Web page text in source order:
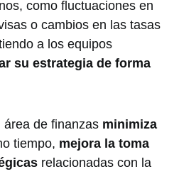
como fluctuaciones en
o cambios en las tasas
a los equipos
su estrategia de forma
área de finanzas minimiza
tiempo, mejora la toma
relacionadas con la